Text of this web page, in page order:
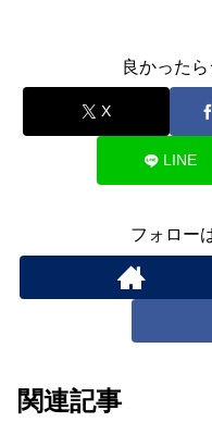
良かった
X
LINE
フォロー
関連記事